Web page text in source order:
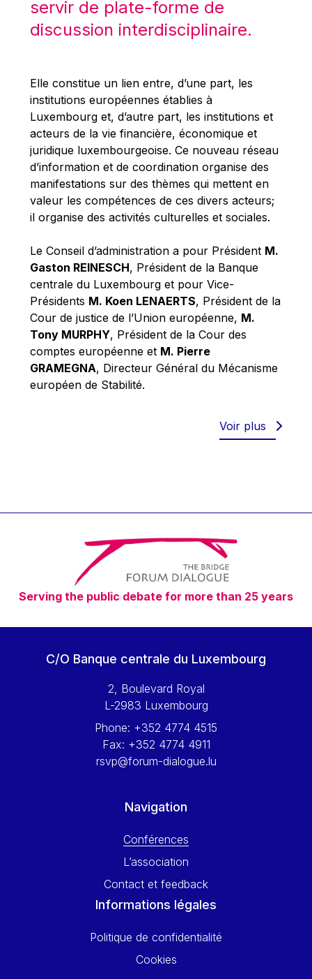
Martine Reicherts
Michael Sohlman
Michel Goedert
Mireille Delmas-Marty
Nobuo Tanaka
Otmar Issing
Paolo Mengozzi
Paschal Donohoe
Pat Cox
Patrizia Nanz
Philippe Maystadt
Pierre Gramegna
Richard Pelly
Robert Goebbels
Robert REYNDERS
Timothy Radcliffe
Vaclav Klaus
Vassilios Skouris
Vítor Manuel da Silva Caldeira
Viviane Reding
Walter Hagg
Wolfgang Ketterle
Yossi Beillin
Yves FRANCHET
servir de plate-forme de
discussion interdisciplinaire.
Elle constitue un lien entre, d’une part, les
institutions européennes établies à
Luxembourg et, d’autre part, les institutions et
acteurs de la vie financière, économique et
juridique luxembourgeoise. Ce nouveau réseau
d’information et de coordination organise des
manifestations sur des thèmes qui mettent en
valeur les compétences de ces divers acteurs;
il organise des activités culturelles et sociales.
Le Conseil d’administration a pour Président M.
Gaston REINESCH, Président de la Banque
centrale du Luxembourg et pour Vice-
Présidents M. Koen LENAERTS, Président de la
Cour de justice de l’Union européenne, M.
Tony MURPHY, Président de la Cour des
comptes européenne et M. Pierre
GRAMEGNA, Directeur Général du Mécanisme
européen de Stabilité.
Voir plus
Serving the public debate for more than 25 years
C/O Banque centrale du Luxembourg
2, Boulevard Royal
L-2983 Luxembourg
Phone: +352 4774 4515
Fax: +352 4774 4911
rsvp@forum-dialogue.lu
Navigation
Conférences
L’association
Contact et feedback
Informations légales
Politique de confidentialité
Cookies